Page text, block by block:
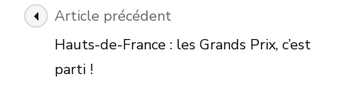
Navigation
des
articles
Article précédent
Hauts-de-France : les Grands Prix, c’est
parti !